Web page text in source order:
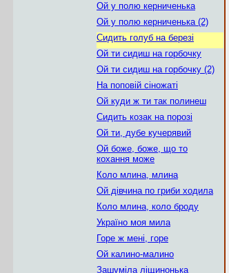
Ой у полю керниченька
Ой у полю керниченька (2)
Сидить голуб на березі
Ой ти сидиш на горбочку
Ой ти сидиш на горбочку (2)
На поповій сіножаті
Ой куди ж ти так полинеш
Сидить козак на порозі
Ой ти, дубе кучерявий
Ой боже, боже, що то
кохання може
Коло млина, млина
Ой дівчина по гриби ходила
Коло млина, коло броду
Україно моя мила
Горе ж мені, горе
Ой калино-малино
Зашуміла ліщинонька